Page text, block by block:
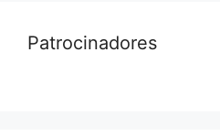
Patrocinadores